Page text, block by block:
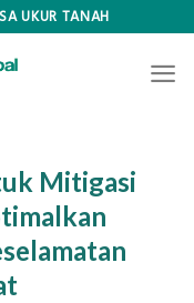
UKUR TANAH
Mitigasi